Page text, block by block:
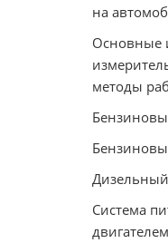
на
Основные
методы
Система
двигателем